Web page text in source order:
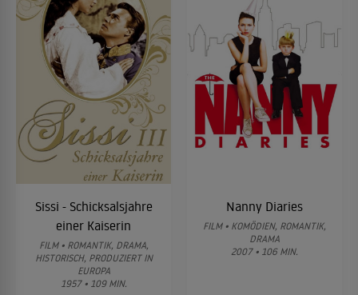
Sissi - Schicksalsjahre
einer Kaiserin
FILM • ROMANTIK, DRAMA,
HISTORISCH, PRODUZIERT IN
EUROPA
1957 • 109 MIN.
Nanny Diaries
FILM • KOMÖDIEN, ROMANTIK,
DRAMA
2007 • 106 MIN.